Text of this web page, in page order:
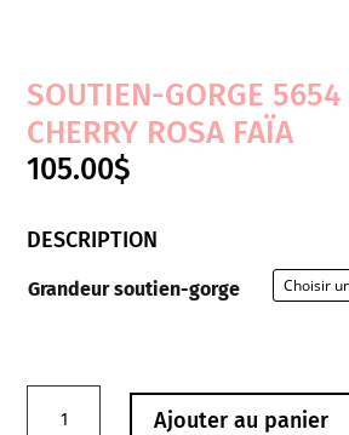
SOUTIEN-GORGE 5654
CHERRY ROSA FAÏA
105.00$
DESCRIPTION
Grandeur soutien-gorge
Ajouter au panier